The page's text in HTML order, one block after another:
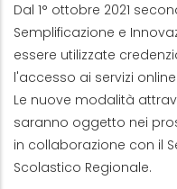
Dal 1° ottobre 2021
Semplificazione e
essere utilizzate
l'accesso ai servizi online.
Le nuove modalità
saranno oggetto nei
in collaborazione con il
Scolastico Regionale.